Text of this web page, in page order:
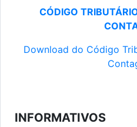
CÓDIGO
Download do Código
INFORMATIVOS